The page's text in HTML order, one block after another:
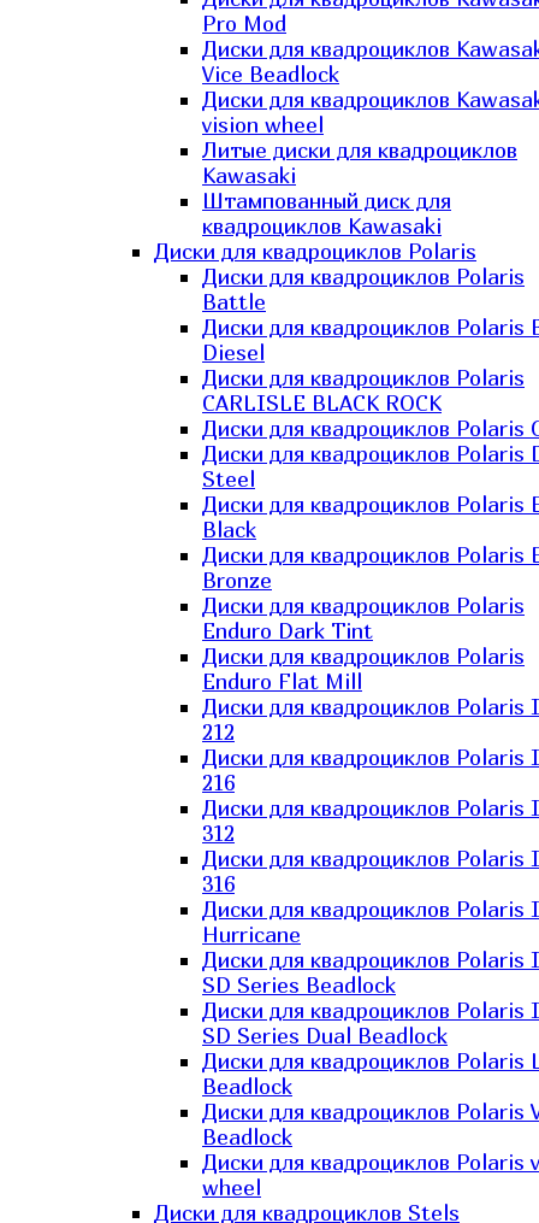
Pro Mod
Диски для квадроциклов
Vice Beadlock
Диски для квадроциклов
vision wheel
Литые диски для квадроциклов
Kawasaki​
Штампованный диск для
квадроциклов Kawasaki​
Диски для квадроциклов Polaris
Диски для квадроциклов Polaris
Battle
Диски для квадроциклов Polaris
Diesel
Диски для квадроциклов Polaris
CARLISLE BLACK ROCK
Диски для квадроциклов Polaris
Диски для квадроциклов Polaris
Steel
Диски для квадроциклов Polaris
Black
Диски для квадроциклов Polaris
Bronze
Диски для квадроциклов Polaris
Enduro Dark Tint
Диски для квадроциклов Polaris
Enduro Flat Mill
Диски для квадроциклов Polaris
212
Диски для квадроциклов Polaris
216
Диски для квадроциклов Polaris
312
Диски для квадроциклов Polaris
316
Диски для квадроциклов Polaris
Hurricane
Диски для квадроциклов Polaris
SD Series Beadlock
Диски для квадроциклов Polaris
SD Series Dual Beadlock
Диски для квадроциклов Polaris
Beadlock
Диски для квадроциклов Polaris
Beadlock
Диски для квадроциклов Polaris
wheel
Диски для квадроциклов Stels